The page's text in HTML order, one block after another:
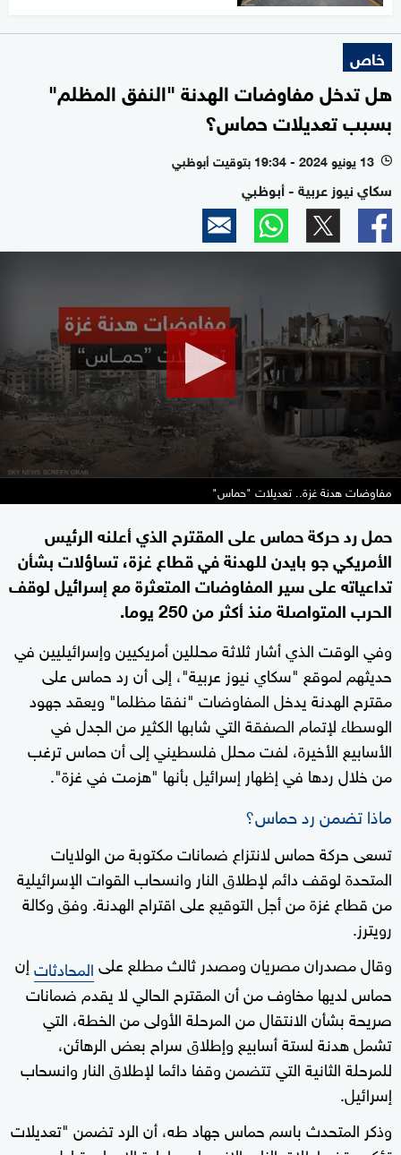
خاص
هل تدخل مفاوضات الهدنة "النفق المظلم"
بسبب تعديلات حماس؟
l 13 يونيو 2024 - 19:34 بتوقيت أبوظبي
سكاي نيوز عربية - أبوظبي
seconds
مفاوضات هدنة غزة.. تعديلات "حماس"
حمل رد حركة حماس على المقترح الذي أعلنه الرئيس
الأمريكي جو بايدن للهدنة في قطاع غزة، تساؤلات بشأن
تداعياته على سير المفاوضات المتعثرة مع إسرائيل لوقف
الحرب المتواصلة منذ أكثر من 250 يوما.
وفي الوقت الذي أشار ثلاثة محللين أمريكيين وإسرائيليين في
حديثهم لموقع "سكاي نيوز عربية"، إلى أن رد حماس على
مقترح الهدنة يدخل المفاوضات "نفقا مظلما" ويعقد جهود
الوسطاء لإتمام الصفقة التي شابها الكثير من الجدل في
الأسابيع الأخيرة، لفت محلل فلسطيني إلى أن حماس ترغب
من خلال ردها في إظهار إسرائيل بأنها "هزمت في غزة".
ماذا تضمن رد حماس؟
تسعى حركة حماس لانتزاع ضمانات مكتوبة من الولايات
المتحدة لوقف دائم لإطلاق النار وانسحاب القوات الإسرائيلية
من قطاع غزة من أجل التوقيع على اقتراح الهدنة. وفق وكالة
رويترز.
وقال مصدران مصريان ومصدر ثالث مطلع علىالمحادثاتإن
حماس لديها مخاوف من أن المقترح الحالي لا يقدم ضمانات
صريحة بشأن الانتقال من المرحلة الأولى من الخطة، التي
تشمل هدنة لستة أسابيع وإطلاق سراح بعض الرهائن،
للمرحلة الثانية التي تتضمن وقفا دائما لإطلاق النار وانسحاب
إسرائيل.
وذكر المتحدث باسم حماس جهاد طه، أن الرد تضمن "تعديلات